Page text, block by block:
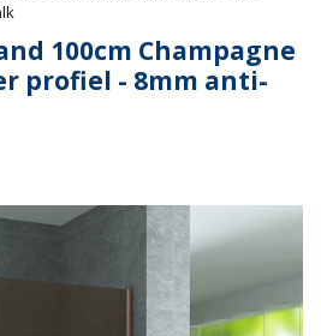
100cm Champagne
profiel - 8mm anti-